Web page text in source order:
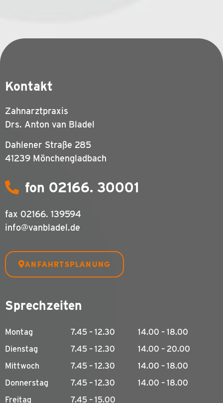
Kontakt
Zahnarztpraxis
Drs. Anton van Bladel
Dahlener Straße 285
41239 Mönchengladbach
fon 02166. 30001
fax 02166. 139594
info@vanbladel.de
ANFAHRTSPLANUNG
Sprechzeiten
Montag 7.45 – 12.30
14.00 – 18.00
Dienstag
7.45 – 12.30
14.00 – 20.00
Mittwoch
7.45 – 12.30
14.00 – 18.00
Donnerstag
7.45 – 12.30
14.00 – 18.00
Freitag
7.45 – 15.00